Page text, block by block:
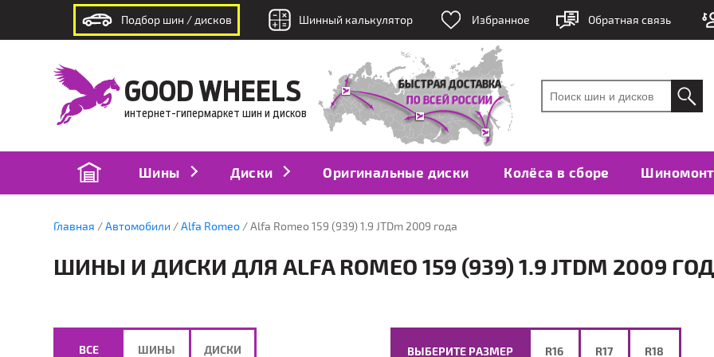
Подбор шин / дисков Шинный калькулятор Избранное Обратная связь
GOOD WHEELS
интернет-гипермаркет шин и дисков
Шины Диски Оригинальные диски Колёса в сборе
Главная Автомобили Alfa Romeo Alfa Romeo 159 (939) 1.9 JTDm 2009 года
ШИНЫ И ДИСКИ ДЛЯ ALFA ROMEO 159 (939) 1.9 JTDM 2009
ВЫБЕРИТЕ РАЗМЕР R16 R17 R18
ВСЕ ШИНЫ ДИСКИ